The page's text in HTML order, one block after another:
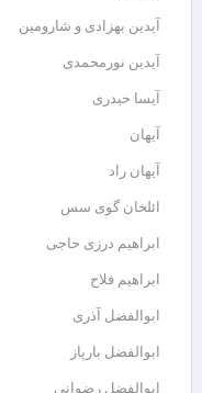
آیدین بهزادی و شارومین
آیدین نورمحمدی
آیسا حیدری
آیهان
آیهان راد
ائلخان گوی سس
ابراهیم درزی حاجی
ابراهیم فلاح
ابوالفضل آذری
ابوالفضل بارپاز
ابوالفضل رضوانی